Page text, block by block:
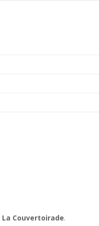
Couvertoirade.